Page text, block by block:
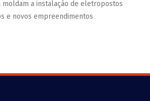
moldam a instalação de eletropostos
e novos empreendimentos